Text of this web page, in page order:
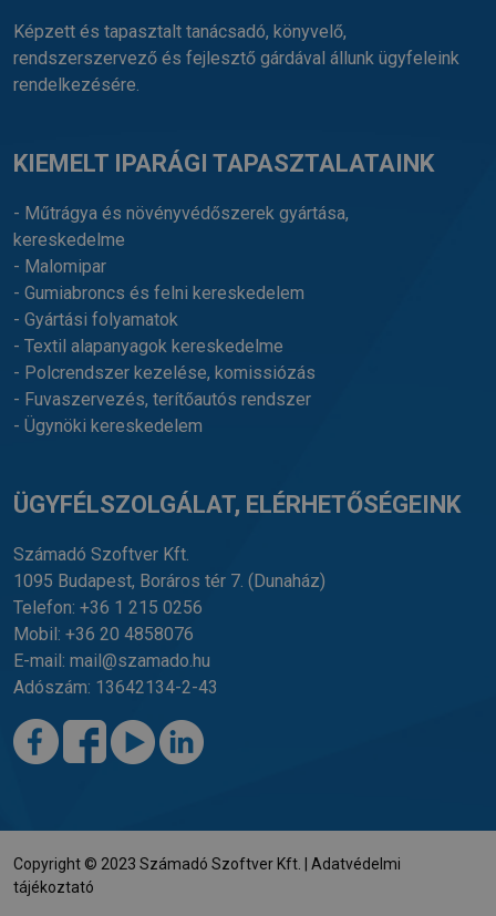
Képzett és tapasztalt tanácsadó, könyvelő,
rendszerszervező és fejlesztő gárdával állunk ügyfeleink
rendelkezésére.
KIEMELT IPARÁGI TAPASZTALATAINK
- Műtrágya és növényvédőszerek gyártása,
kereskedelme
- Malomipar
- Gumiabroncs és felni kereskedelem
- Gyártási folyamatok
- Textil alapanyagok kereskedelme
- Polcrendszer kezelése, komissiózás
- Fuvaszervezés, terítőautós rendszer
- Ügynöki kereskedelem
ÜGYFÉLSZOLGÁLAT, ELÉRHETŐSÉGEINK
Számadó Szoftver Kft.
1095 Budapest, Boráros tér 7. (Dunaház)
Telefon: +36 1 215 0256
Mobil: +36 20 4858076
E-mail: mail@szamado.hu
Adószám: 13642134-2-43
Copyright © 2023 Számadó Szoftver Kft. | Adatvédelmi
tájékoztató